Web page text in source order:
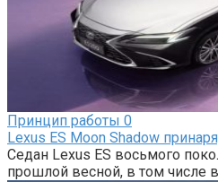
Принцип работы 0
Lexus ES Moon Shadow
Седан Lexus ES восьмого
прошлой весной, в том числе